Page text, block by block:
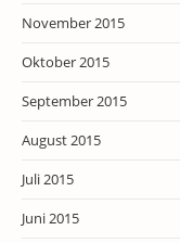
November 2015
Oktober 2015
September 2015
August 2015
Juli 2015
Juni 2015